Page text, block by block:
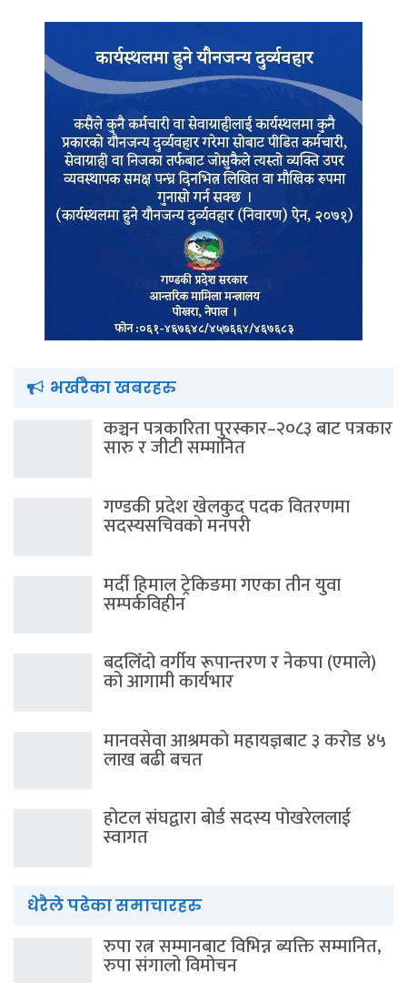
भर्खरैका खबरहरु
कञ्चन पत्रकारिता पुरस्कार–२०८३ बाट पत्रकार
सारु र जीटी सम्मानित
गण्डकी प्रदेश खेलकुद पदक वितरणमा
सदस्यसचिवकाे मनपरी
मर्दी हिमाल ट्रेकिङमा गएका तीन युवा
सम्पर्कविहीन
बदलिँदो वर्गीय रूपान्तरण र नेकपा (एमाले)
को आगामी कार्यभार
मानवसेवा आश्रमकाे‌ महायज्ञबाट ३ करोड ४५
लाख बढी बचत
होटल संघद्वारा बोर्ड सदस्य पोखरेललाई
स्वागत
धेरैले पढेका समाचारहरु
रुपा रत्न सम्मानबाट विभिन्न ब्यक्ति सम्मानित,
रुपा संगालो विमोचन